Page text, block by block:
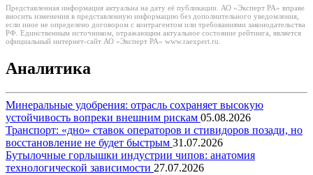
Представленная информация актуальна на дату её публикации. АО «Эксперт РА» вправе
вносить изменения в представленную информацию без дополнительного уведомления,
если иное не определено договором с контрагентом или требованиями законодательства
РФ. Единственным источником, отражающим актуальное состояние рейтинга, является
официальный интернет-сайт АО «Эксперт РА» www.raexpert.ru.
Аналитика
Минеральные удобрения: отрасль сохраняет высокую
устойчивость вопреки внешним рискам 05.08.2026
Транспорт: «дно» ставок операторов и стивидоров позади, но
восстановление не будет быстрым 31.07.2026
Бутылочные горлышки индустрии чипов: анатомия
технологической зависимости 27.07.2026